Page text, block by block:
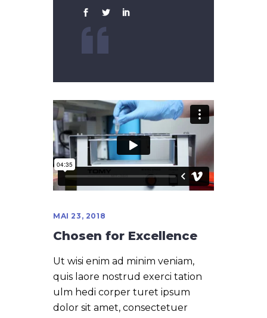
MAI 23, 2018
Chosen for Excellence
Ut wisi enim ad minim veniam,
quis laore nostrud exerci tation
ulm hedi corper turet ipsum
dolor sit amet, consectetuer